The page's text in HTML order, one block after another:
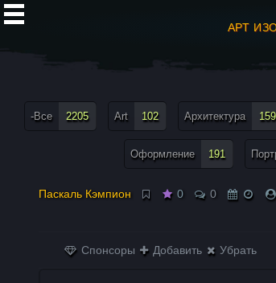
АРТ
-Все 2205 Art 102 Архитектура 159
Оформление 191
Паскаль Кэмпион 0 0
Спонсоры Добавить Убрать